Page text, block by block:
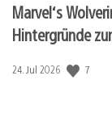
Marvel‘s
Hintergründe
Veröffentlichungsdatum:
24. Jul 2026 7